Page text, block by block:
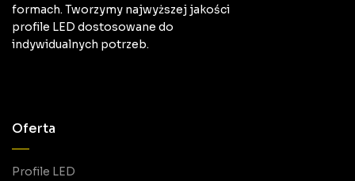
formach. Tworzymy najwyższej jakości
profile LED dostosowane do
indywidualnych potrzeb.
Oferta
Profile LED